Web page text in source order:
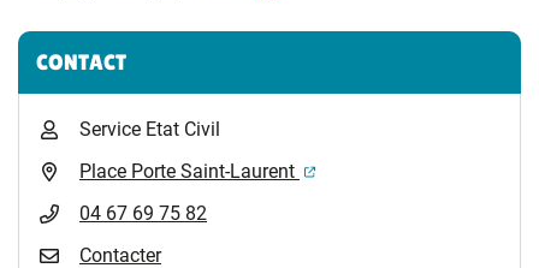
Informations complémentaires
CONTACT
Service Etat Civil
Place Porte Saint-Laurent
(ouverture dans un
04 67 69 75 82
Contacter